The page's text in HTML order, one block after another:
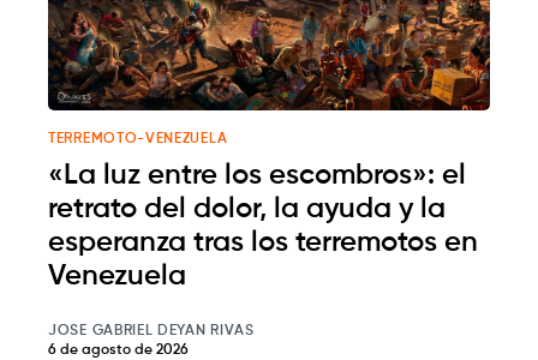
TERREMOTO-VENEZUELA
«La luz entre los escombros»: el
retrato del dolor, la ayuda y la
esperanza tras los terremotos en
Venezuela
JOSE GABRIEL DEYAN RIVAS
6 de agosto de 2026